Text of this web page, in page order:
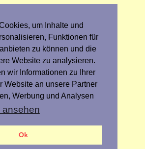
um Inhalte und
Funktionen für
zu können und die
Website zu analysieren.
wir Informationen zu Ihrer
Website an unsere Partner
Werbung und Analysen
ansehen
Ok